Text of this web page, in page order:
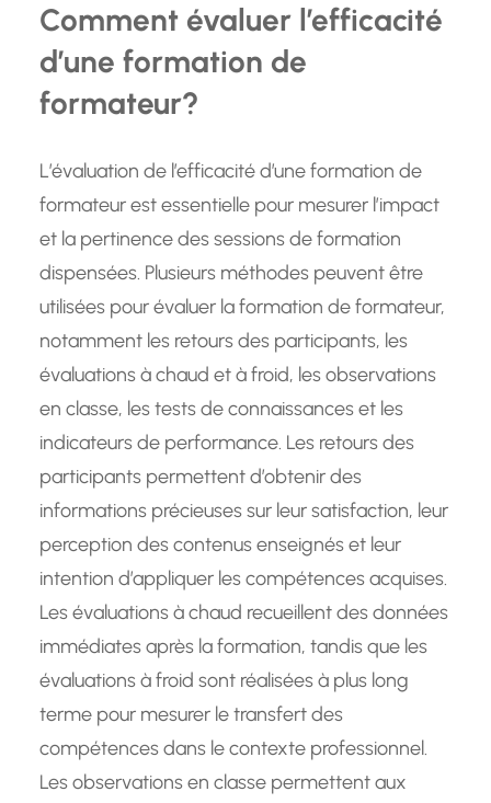
Comment évaluer l’efficacité
d’une formation de
formateur?
L’évaluation de l’efficacité d’une formation de
formateur est essentielle pour mesurer l’impact
et la pertinence des sessions de formation
dispensées. Plusieurs méthodes peuvent être
utilisées pour évaluer la formation de formateur,
notamment les retours des participants, les
évaluations à chaud et à froid, les observations
en classe, les tests de connaissances et les
indicateurs de performance. Les retours des
participants permettent d’obtenir des
informations précieuses sur leur satisfaction, leur
perception des contenus enseignés et leur
intention d’appliquer les compétences acquises.
Les évaluations à chaud recueillent des données
immédiates après la formation, tandis que les
évaluations à froid sont réalisées à plus long
terme pour mesurer le transfert des
compétences dans le contexte professionnel.
Les observations en classe permettent aux